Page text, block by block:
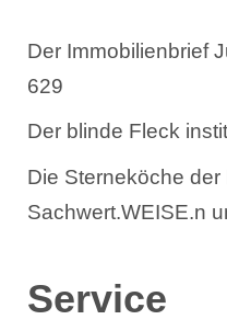
Der Immobilienbrief
629
Der blinde Fleck
Die Sterneköche
Sachwert.WEISE.n
Service